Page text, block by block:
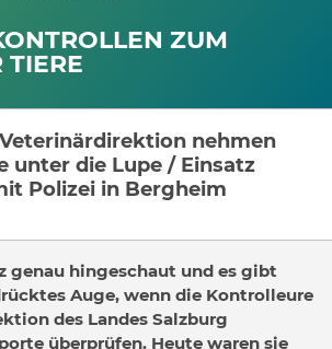
ZUM
nehmen
unter die Lupe / Einsatz
Polizei in Bergheim
genau hingeschaut und es gibt
Auge, wenn die Kontrolleure
des Landes Salzburg
überprüfen. Heute waren sie